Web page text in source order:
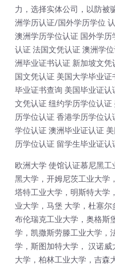
力，选择实体公司，以防被
洲学历认证/国外学历学位
澳洲学历学位认证 国外学
认证 法国文凭认证 澳洲学
洲毕业证书认证 新加坡文
国文凭认证 美国大学毕业
毕业证书查询 美国毕业证
文凭认证 纽约学历学位认
历学位认证 香港学历学位
学位认证 澳洲毕业证认证
历学位认证 留学生毕业证认
欧洲大学 使馆认证慕尼黑
黑大学，开姆尼茨工业大学
塔特工业大学，明斯特大学
业大学，马堡 大学，杜塞尔
布伦瑞克工业大学，奥格斯
学，凯撒斯劳滕工业大学，
学，斯图加特大学， 汉诺
大学，柏林工业大学，吉森